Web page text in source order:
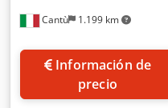
Cantù 1.199 km
Información de
precio